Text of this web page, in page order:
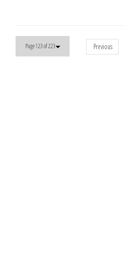
Page 123 of 223 Previous